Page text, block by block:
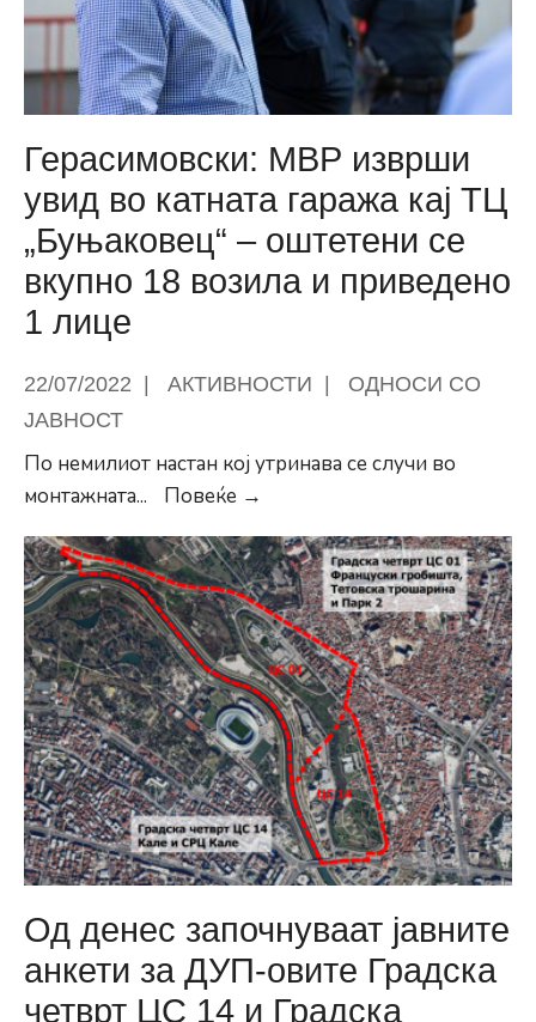
на
Општина
Центар
Герасимовски: МВР изврши
увид во катната гаража кај ТЦ
„Буњаковец“ – оштетени се
вкупно 18 возила и приведено
1 лице
22/07/2022 АКТИВНОСТИ
ОДНОСИ СО
ЈАВНОСТ
По немилиот настан кој утринава се случи во
монтажната... Повеќе →
изврши
увид
во
катната
гаража
кај
ТЦ
„Буњаковец“
–
оштетени
се
18
возила
и
Од денес започнуваат јавните
анкети за ДУП-овите Градска
четврт ЦС 14 и Градска